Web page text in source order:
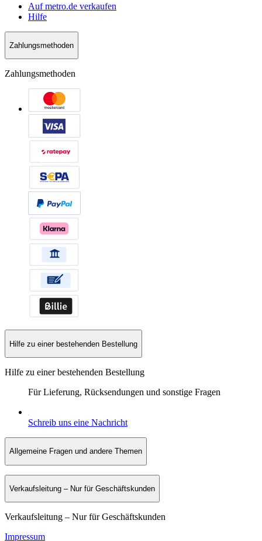
Auf metro.de verkaufen
Hilfe
Zahlungsmethoden
Zahlungsmethoden
Hilfe zu einer bestehenden Bestellung
Hilfe zu einer bestehenden Bestellung
Für Lieferung, Rücksendungen und sonstige Fragen
Schreib uns eine Nachricht
Allgemeine Fragen und andere Themen
Verkaufsleitung – Nur für Geschäftskunden
Verkaufsleitung – Nur für Geschäftskunden
Impressum